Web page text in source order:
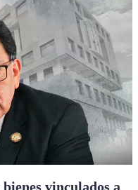
vinculados a